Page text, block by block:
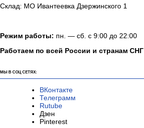
Склад: МО Ивантеевка Дзержинского 1
Режим работы: пн. — сб. с 9:00 до 22:00
Работаем по всей России и странам СНГ
МЫ В СОЦ СЕТЯХ:
ВКонтакте
Телеграмм
Rutube
Дзен
Pinterest